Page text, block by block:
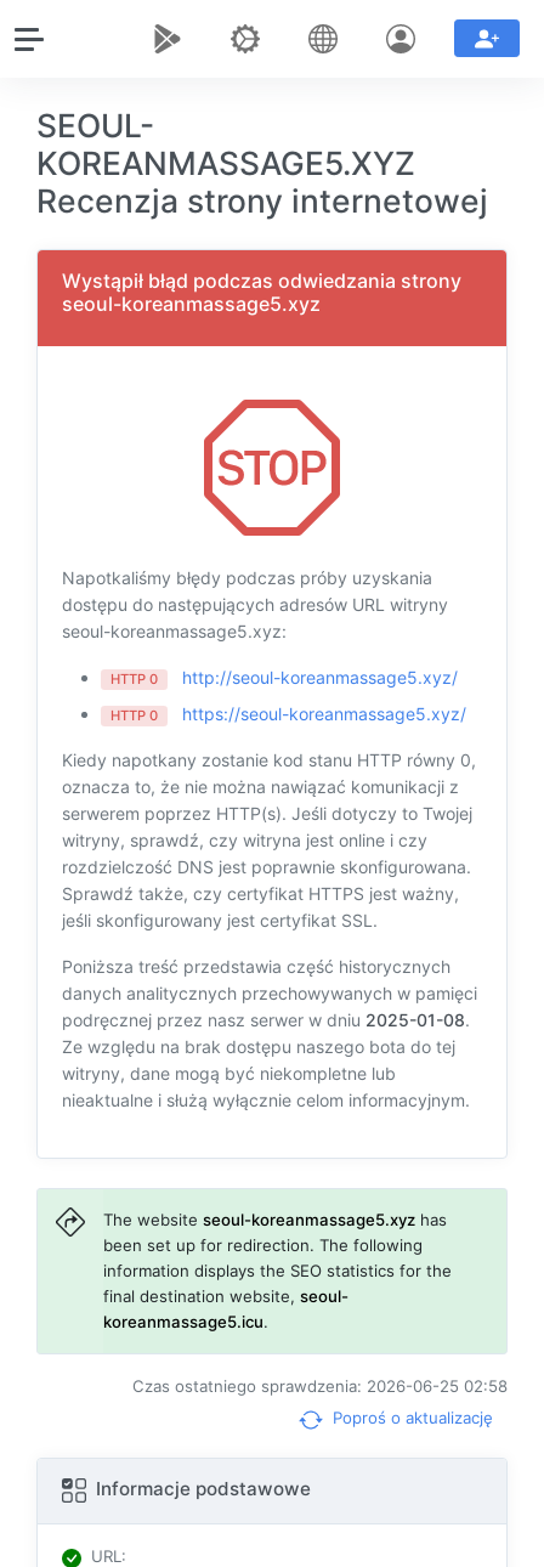
SEOUL-
KOREANMASSAGE5.XYZ
Recenzja strony internetowej
Wystąpił błąd podczas odwiedzania strony
seoul-koreanmassage5.xyz
Napotkaliśmy błędy podczas próby uzyskania
dostępu do następujących adresów URL witryny
seoul-koreanmassage5.xyz:
HTTP 0 http://seoul-koreanmassage5.xyz/
HTTP 0 https://seoul-koreanmassage5.xyz/
Kiedy napotkany zostanie kod stanu HTTP równy 0,
oznacza to, że nie można nawiązać komunikacji z
serwerem poprzez HTTP(s). Jeśli dotyczy to Twojej
witryny, sprawdź, czy witryna jest online i czy
rozdzielczość DNS jest poprawnie skonfigurowana.
Sprawdź także, czy certyfikat HTTPS jest ważny,
jeśli skonfigurowany jest certyfikat SSL.
Poniższa treść przedstawia część historycznych
danych analitycznych przechowywanych w pamięci
podręcznej przez nasz serwer w dniu 2025-01-08.
Ze względu na brak dostępu naszego bota do tej
witryny, dane mogą być niekompletne lub
nieaktualne i służą wyłącznie celom informacyjnym.
The websiteseoul-koreanmassage5.xyz has
been set up for redirection. The following
information displays the SEO statistics for the
final destination website,seoul-
koreanmassage5.icu.
Czas ostatniego sprawdzenia: 2026-06-25 02:58
Poproś o aktualizację
Informacje podstawowe
URL :